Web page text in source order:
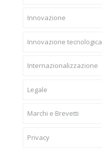
Innovazione
Innovazione tecnologica
Internazionalizzazione
Legale
Marchi e Brevetti
Privacy